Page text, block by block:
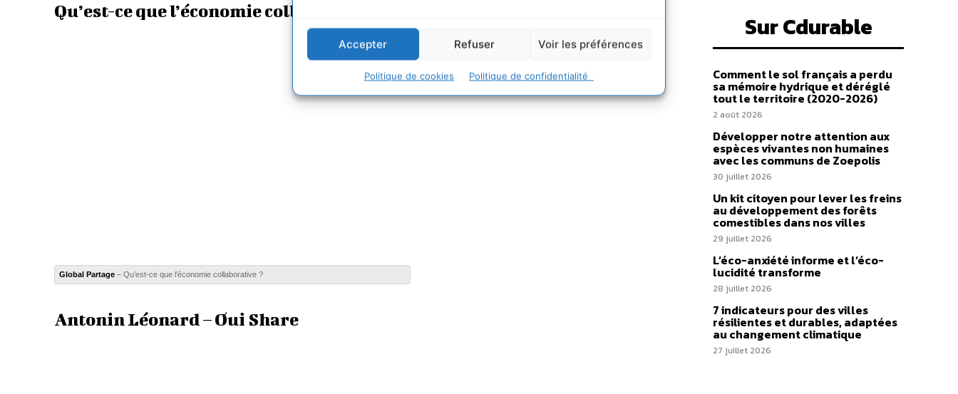
Accepter Refuser Voir les préférences
Politique de cookies Politique de confidentialité
Qu’est-ce que l’économie collaborative ?
Global Partage – Qu’est-ce que l’économie collaborative ?
Antonin Léonard – Oui Share
Sur Cdurable
Comment le sol français a perdu
sa mémoire hydrique et déréglé
tout le territoire (2020-2026)
2 août 2026
Développer notre attention aux
espèces vivantes non humaines
avec les communs de Zoepolis
30 juillet 2026
Un kit citoyen pour lever les freins
au développement des forêts
comestibles dans nos villes
29 juillet 2026
L’éco-anxiété informe et l’éco-
lucidité transforme
28 juillet 2026
7 indicateurs pour des villes
résilientes et durables, adaptées
au changement climatique
27 juillet 2026